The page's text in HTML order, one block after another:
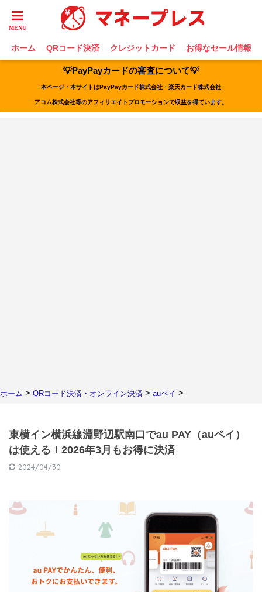
ホーム QRコード決済 クレジットカード お得なセール情報
💡PayPayカードの審査について💡
本ページ・本サイトはPayPayカード株式会社・楽天カード株式会社
アコム株式会社等のアフィリエイトプロモーションで収益を得ています。
ホーム > QRコード決済・オンライン決済 > auペイ >
東横イン横浜線淵野辺駅南口でau PAY（auペイ）
は使える！2026年3月もお得に決済
2024/04/30